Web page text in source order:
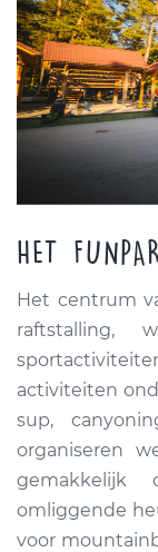
HET
Het centrum
activiteiten
sup,
organiseren
omliggende
voor